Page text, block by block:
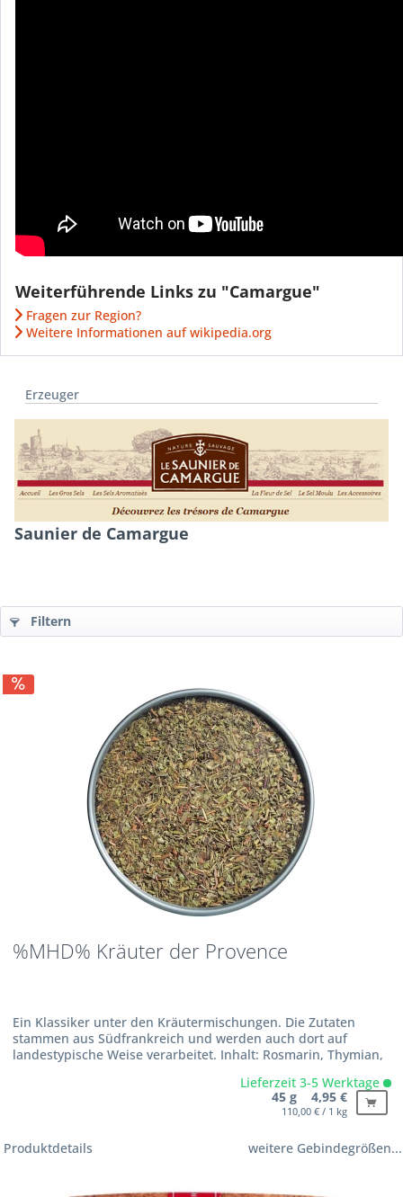
Weiterführende Links zu "Camargue"
Fragen zur Region?
Weitere Informationen auf wikipedia.org
Erzeuger
Saunier de Camargue
Filtern
%MHD% Kräuter der Provence
Ein Klassiker unter den Kräutermischungen. Die Zutaten
stammen aus Südfrankreich und werden auch dort auf
landestypische Weise verarbeitet. Inhalt: Rosmarin, Thymian,
Lieferzeit 3-5 Werktage
45 g 4,95 €
110,00 € / 1 kg
Produktdetails weitere Gebindegrößen...